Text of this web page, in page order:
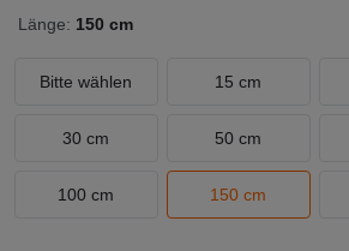
Länge: 150 cm
Bitte wählen 15 cm
30 cm 50 cm
100 cm 150 cm